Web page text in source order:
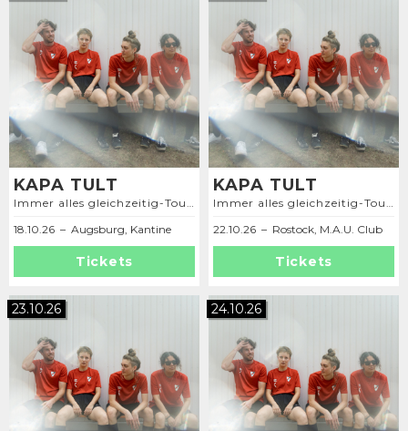
KAPA TULT
Immer alles gleichzeitig-Tour 2026
18.10.26 – Augsburg, Kantine
Tickets
KAPA TULT
Immer alles gleichzeitig-Tour 2026
22.10.26 – Rostock, M.A.U. Club
Tickets
23.10.26 24.10.26